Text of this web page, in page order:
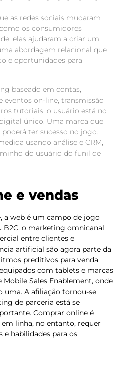
as redes sociais mudaram
os consumidores
elas ajudaram a criar um
abordagem relacional que
e oportunidades para
baseado em contas,
eventos on-line, transmissão
tutoriais, o usuário está no
único. Uma marca que
ter sucesso no jogo.
usando análise e CRM,
do usuário do funil de
e vendas
a web é um campo de jogo
B2C, o marketing omnicanal
entre clientes e
artificial são agora parte da
preditivos para venda
com tablets e marcas
Sales Enablement, onde
uma. A afiliação tornou-se
de parceria está se
Comprar online é
linha, no entanto, requer
habilidades para os